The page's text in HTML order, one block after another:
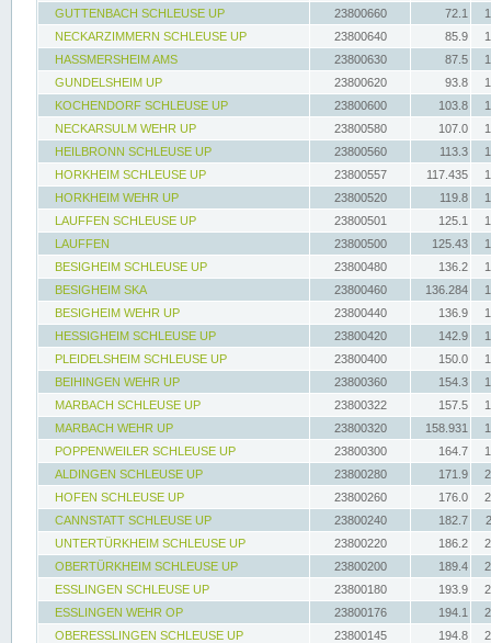
GUTTENBACH SCHLEUSE UP
23800660 72.1
NECKARZIMMERN SCHLEUSE UP
23800640 85.9
HASSMERSHEIM AMS
23800630 87.5
GUNDELSHEIM UP
23800620 93.8
KOCHENDORF SCHLEUSE UP
23800600 103.8
NECKARSULM WEHR UP
23800580 107.0
HEILBRONN SCHLEUSE UP
23800560 113.3
HORKHEIM SCHLEUSE UP
23800557 117.435
HORKHEIM WEHR UP
23800520 119.8
LAUFFEN SCHLEUSE UP
23800501 125.1
LAUFFEN
23800500 125.43
BESIGHEIM SCHLEUSE UP
23800480 136.2
BESIGHEIM SKA
23800460 136.284
BESIGHEIM WEHR UP
23800440 136.9
HESSIGHEIM SCHLEUSE UP
23800420 142.9
PLEIDELSHEIM SCHLEUSE UP
23800400 150.0
BEIHINGEN WEHR UP
23800360 154.3
MARBACH SCHLEUSE UP
23800322 157.5
MARBACH WEHR UP
23800320 158.931
POPPENWEILER SCHLEUSE UP
23800300 164.7
ALDINGEN SCHLEUSE UP
23800280 171.9
HOFEN SCHLEUSE UP
23800260 176.0
CANNSTATT SCHLEUSE UP
23800240 182.7
UNTERTÜRKHEIM SCHLEUSE UP
23800220 186.2
OBERTÜRKHEIM SCHLEUSE UP
23800200 189.4
ESSLINGEN SCHLEUSE UP
23800180 193.9
ESSLINGEN WEHR OP
23800176 194.1
OBERESSLINGEN SCHLEUSE UP
23800145 194.8